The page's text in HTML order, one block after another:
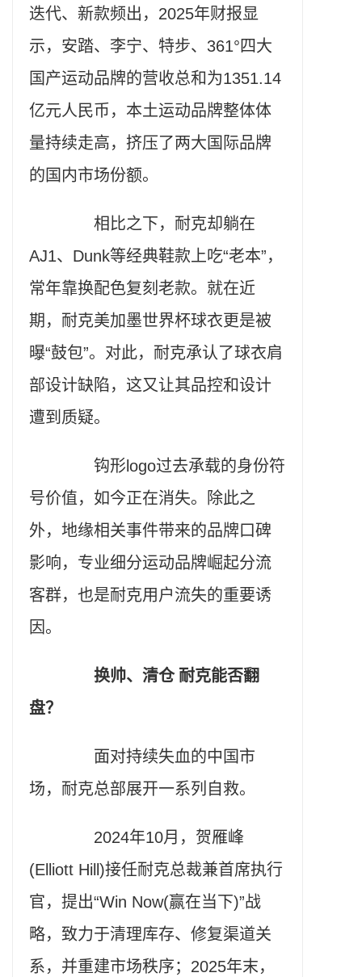
迭代、新款频出，2025年财报显
示，安踏、李宁、特步、361°四大
国产运动品牌的营收总和为1351.14
亿元人民币，本土运动品牌整体体
量持续走高，挤压了两大国际品牌
的国内市场份额。
相比之下，耐克却躺在
AJ1、Dunk等经典鞋款上吃“老本”，
常年靠换配色复刻老款。就在近
期，耐克美加墨世界杯球衣更是被
曝“鼓包”。对此，耐克承认了球衣肩
部设计缺陷，这又让其品控和设计
遭到质疑。
钩形logo过去承载的身份符
号价值，如今正在消失。除此之
外，地缘相关事件带来的品牌口碑
影响，专业细分运动品牌崛起分流
客群，也是耐克用户流失的重要诱
因。
换帅、清仓 耐克能否翻
盘？
面对持续失血的中国市
场，耐克总部展开一系列自救。
2024年10月，贺雁峰
(Elliott Hill)接任耐克总裁兼首席执行
官，提出“Win Now(赢在当下)”战
略，致力于清理库存、修复渠道关
系，并重建市场秩序；2025年末，